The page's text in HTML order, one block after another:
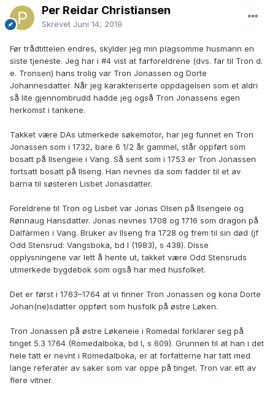
Per Reidar Christiansen
Skrevet Juni 14, 2019
Før trådtittelen endres, skylder jeg min plagsomme husmann en
siste tjeneste. Jeg har i #4 vist at farforeldrene (dvs. far til Tron d.
e. Tronsen) hans trolig var Tron Jonassen og Dorte
Johannesdatter. Når jeg karakteriserte oppdagelsen som et aldri
så lite gjennombrudd hadde jeg også Tron Jonassens egen
herkomst i tankene.
Takket være DAs utmerkede søkemotor, har jeg funnet en Tron
Jonassen som i 1732, bare 6 1/2 år gammel, står oppført som
bosatt på Ilsengeie i Vang. Så sent som i 1753 er Tron Jonassen
fortsatt bosatt på Ilseng. Han nevnes da som fadder til et av
barna til søsteren Lisbet Jonasdatter.
Foreldrene til Tron og Lisbet var Jonas Olsen på Ilsengeie og
Rønnaug Hansdatter. Jonas nevnes 1708 og 1716 som dragon på
Dalfarmen i Vang. Bruker av Ilseng fra 1728 og frem til sin død (jf
Odd Stensrud: Vangsboka, bd I (1983), s 438). Disse
opplysningene var lett å hente ut, takket være Odd Stensruds
utmerkede bygdebok som også har med husfolket.
Det er først i 1763–1764 at vi finner Tron Jonassen og kona Dorte
Johan(ne)sdatter oppført som husfolk på østre Løken.
Tron Jonassen på østre Løkeneie i Romedal forklarer seg på
tinget 5.3 1764 (Romedalboka, bd I, s 609). Grunnen til at han i det
hele tatt er nevnt i Romedalboka, er at forfatterne har tatt med
lange referater av saker som var oppe på tinget. Tron var ett av
flere vitner.